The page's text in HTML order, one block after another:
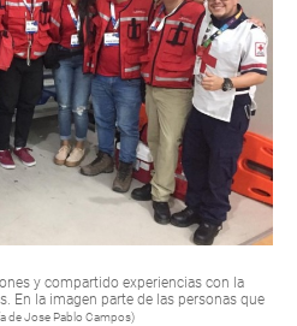
y compartido experiencias con la
En la imagen parte de las personas que
de Jose Pablo Campos)